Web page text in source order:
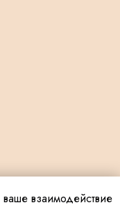
взаимодействие